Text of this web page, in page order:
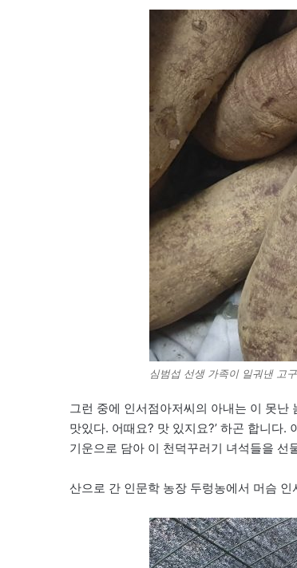
심범섭 선생 가족이 일궈낸 고
그런 중에 인서점아저씨의 아내는 이 못난
맛있다. 어때요? 맛 있지요?’ 하곤 합니다
기운으로 담아 이 천덕꾸러기 녀석들을 선
산으로 간 인문학 농장 두렁농에서 머슴 인